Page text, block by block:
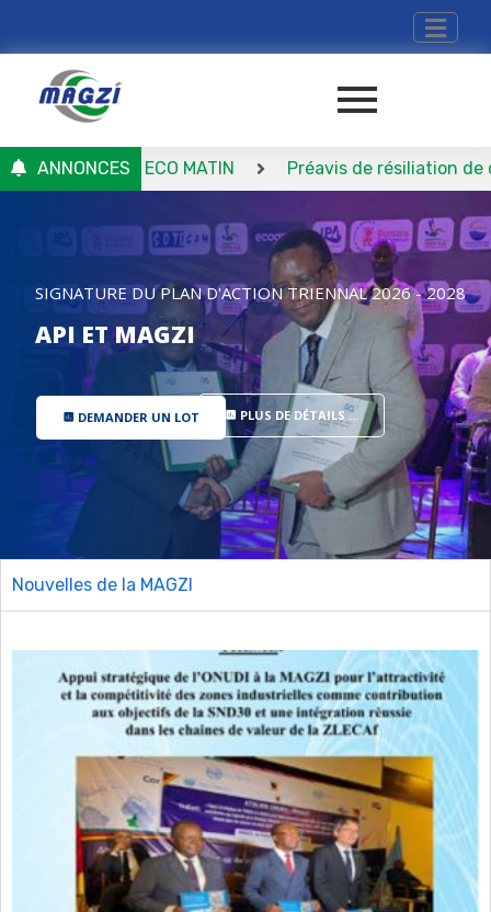
ANNONCES
Journal ECO MATIN Préavis de résiliation de
SIGNATURE DU PLAN D'ACTION TRIENNAL 2026 - 2028
API ET MAGZI
insert_chart PLUS DE DÉTAILS ...
insert_chart DEMANDER UN LOT
Nouvelles de la MAGZI